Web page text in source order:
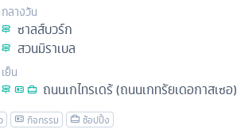
กลางวัน
ซาลส์บวร์ก
สวนมิราเบล
เย็น
ถนนเกไทรเดร้ (ถนนเกทรัยเดอกาสเซอ)